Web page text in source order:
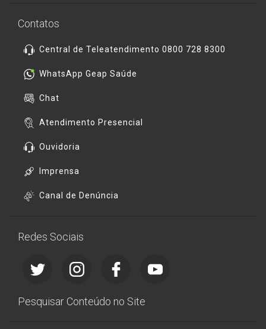
Contatos
Central de Teleatendimento 0800 728 8300
WhatsApp Geap Saúde
Chat
Atendimento Presencial
Ouvidoria
Imprensa
Canal de Denúncia
Redes Sociais
Pesquisar Conteúdo no Site